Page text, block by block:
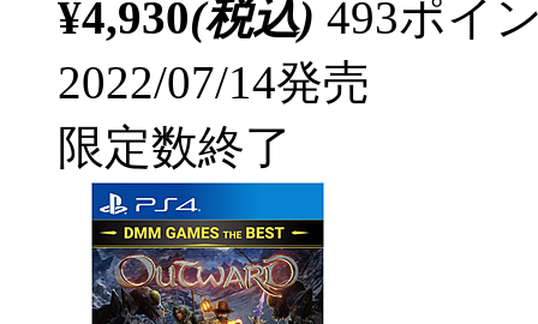
¥4,930(税込) 493ポイ
2022/07/14発売
限定数終了